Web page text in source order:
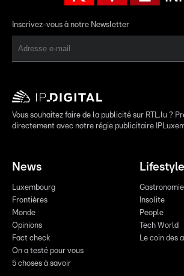
Inscrivez-vous à notre Newsletter
Vous souhaitez faire de la publicité sur RTL.lu ?
directement avec notre régie publicitaire
News
Luxembourg
Frontières
Monde
Opinions
Fact check
On a testé pour vous
5 choses à savoir
Lifestyle
Gastronomie
Insolite
People
Tech World
Le coin des